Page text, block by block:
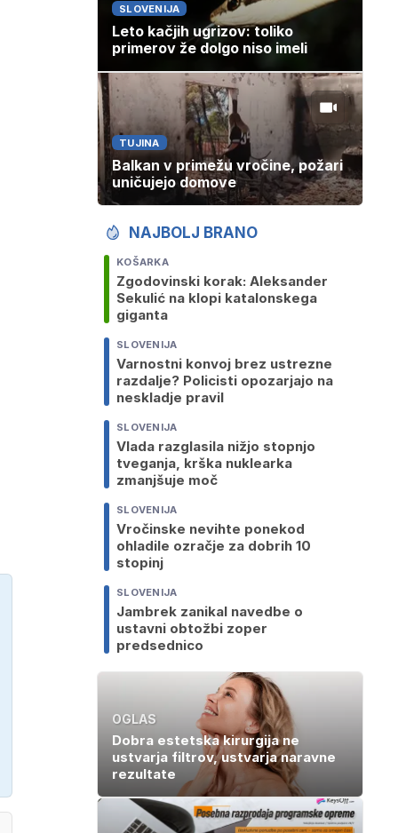
SLOVENIJA
Leto kačjih ugrizov: toliko
primerov že dolgo niso imeli
TUJINA
Balkan v primežu vročine, požari
uničujejo domove
NAJBOLJ BRANO
KOŠARKA
Zgodovinski korak: Aleksander
Sekulić na klopi katalonskega
giganta
SLOVENIJA
Varnostni konvoj brez ustrezne
razdalje? Policisti opozarjajo na
neskladje pravil
SLOVENIJA
Vlada razglasila nižjo stopnjo
tveganja, krška nuklearka
zmanjšuje moč
SLOVENIJA
Vročinske nevihte ponekod
ohladile ozračje za dobrih 10
stopinj
SLOVENIJA
Jambrek zanikal navedbe o
ustavni obtožbi zoper
predsednico
OGLAS
Dobra estetska kirurgija ne
ustvarja filtrov, ustvarja naravne
rezultate